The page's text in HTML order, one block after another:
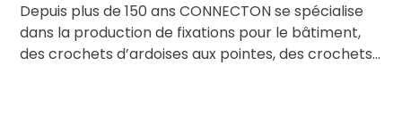
Depuis plus de 150 ans CONNECTON se spécialise
dans la production de fixations pour le bâtiment,
des crochets d’ardoises aux pointes, des crochets